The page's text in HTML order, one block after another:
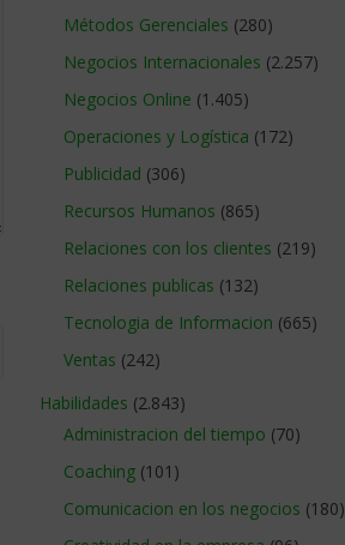
Métodos Gerenciales (280)
Negocios Internacionales (2.257)
Negocios Online (1.405)
Operaciones y Logística (172)
Publicidad (306)
Recursos Humanos (865)
Relaciones con los clientes (219)
Relaciones publicas (132)
Tecnologia de Informacion (665)
Ventas (242)
Habilidades (2.843)
Administracion del tiempo (70)
Coaching (101)
Comunicacion en los negocios (180)